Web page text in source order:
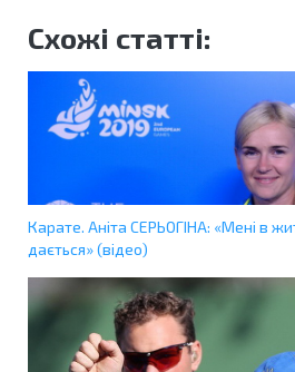
Схожі статті:
Карате. Аніта СЕРЬОГІНА: «Мені в
дається» (відео)